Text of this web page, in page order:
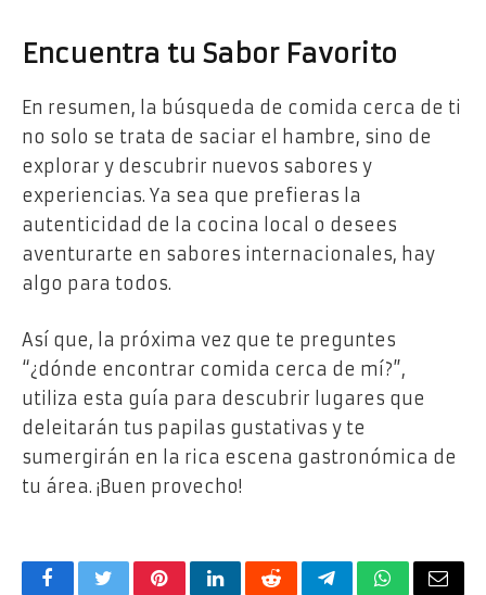
Encuentra tu Sabor Favorito
En resumen, la búsqueda de comida cerca de ti
no solo se trata de saciar el hambre, sino de
explorar y descubrir nuevos sabores y
experiencias. Ya sea que prefieras la
autenticidad de la cocina local o desees
aventurarte en sabores internacionales, hay
algo para todos.
Así que, la próxima vez que te preguntes
“¿dónde encontrar comida cerca de mí?”,
utiliza esta guía para descubrir lugares que
deleitarán tus papilas gustativas y te
sumergirán en la rica escena gastronómica de
tu área. ¡Buen provecho!